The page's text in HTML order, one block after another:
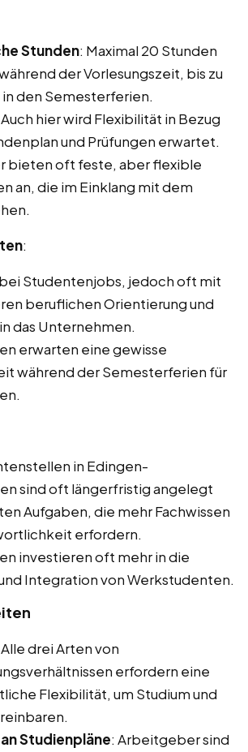
Stunden: Maximal 20 Stunden
der Vorlesungszeit, bis zu
den Semesterferien.
Auch hier wird Flexibilität in Bezug
und Prüfungen erwartet.
bieten oft feste, aber flexible
an, die im Einklang mit dem
:
Studentenjobs, jedoch oft mit
beruflichen Orientierung und
das Unternehmen.
erwarten eine gewisse
während der Semesterferien für
in Edingen-
sind oft längerfristig angelegt
Aufgaben, die mehr Fachwissen
erfordern.
investieren oft mehr in die
Integration von Werkstudenten.
Alle drei Arten von
erfordern eine
Flexibilität, um Studium und
Studienpläne: Arbeitgeber sind